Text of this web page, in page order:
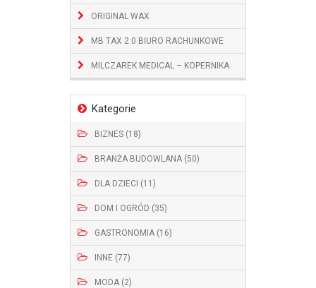
ORIGINAL WAX
MB TAX 2.0 BIURO RACHUNKOWE
MILCZAREK MEDICAL – KOPERNIKA
Kategorie
BIZNES (18)
BRANŻA BUDOWLANA (50)
DLA DZIECI (11)
DOM I OGRÓD (35)
GASTRONOMIA (16)
INNE (77)
MODA (2)